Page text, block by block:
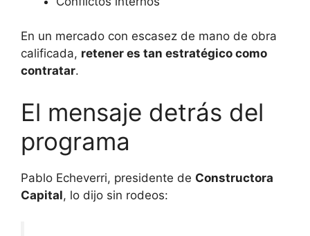
En un mercado con escasez de mano de obra
calificada, retener es tan estratégico como
contratar.
El mensaje detrás del
programa
Pablo Echeverri, presidente de Constructora
Capital, lo dijo sin rodeos: